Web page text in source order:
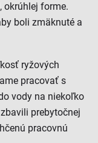
okrúhlej forme.
boli zmäknuté a
ryžových
pracovať s
vody na niekoľko
prebytočnej
pracovnú